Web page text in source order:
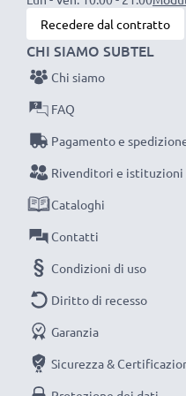
possa fare,
ambientale e gli scarti
Scegli CELLONIC, scegli
non fare compromessi
Recedere dal contratto
CHI SIAMO SUBTEL
Chi siamo
FAQ
Pagamento e
Rivenditori e istituzioni
Cataloghi
Contatti
Condizioni di uso
Diritto di recesso
Garanzia
Sicurezza &